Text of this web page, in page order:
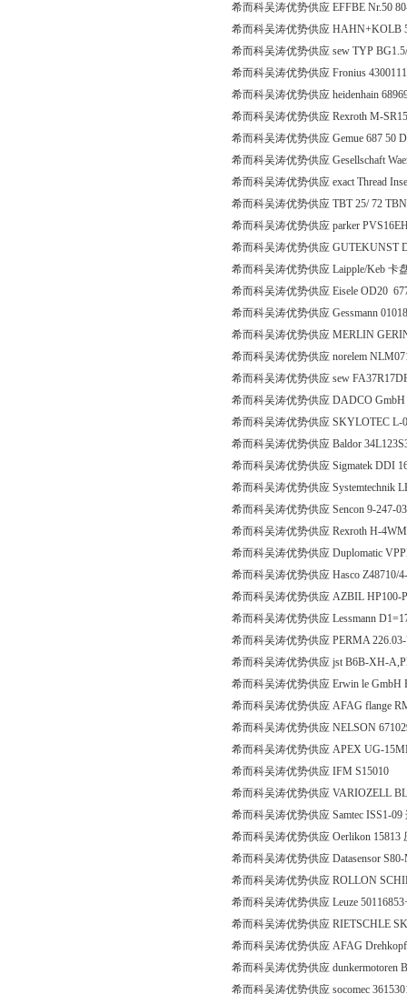
希而科吴涛优势供应 EFFBE Nr.50
希而科吴涛优势供应 HAHN+KOLB
希而科吴涛优势供应 sew TYP
希而科吴涛优势供应 Fronius
希而科吴涛优势供应 heidenhain
希而科吴涛优势供应 Rexroth M-
希而科吴涛优势供应 Gemue 687 50
希而科吴涛优势供应 Gesellschaft
希而科吴涛优势供应 exact Thread
希而科吴涛优势供应 TBT 25/ 72
希而科吴涛优势供应 parker
希而科吴涛优势供应 GUTEKUNST
希而科吴涛优势供应 Laipple/Keb 卡
希而科吴涛优势供应 Eisele OD20
希而科吴涛优势供应 Gessmann
希而科吴涛优势供应 MERLIN
希而科吴涛优势供应 norelem
希而科吴涛优势供应 sew
希而科吴涛优势供应 DADCO GmbH
希而科吴涛优势供应 SKYLOTEC L-
希而科吴涛优势供应 Baldor
希而科吴涛优势供应 Sigmatek DDI
希而科吴涛优势供应 Systemtechnik
希而科吴涛优势供应 Sencon 9-247-
希而科吴涛优势供应 Rexroth H-
希而科吴涛优势供应 Duplomatic
希而科吴涛优势供应 Hasco Z48710/
希而科吴涛优势供应 AZBIL HP100-
希而科吴涛优势供应 Lessmann
希而科吴涛优势供应 PERMA
希而科吴涛优势供应 jst B6B-XH-
希而科吴涛优势供应 Erwin le GmbH
希而科吴涛优势供应 AFAG flange
希而科吴涛优势供应 NELSON
希而科吴涛优势供应 APEX UG-
希而科吴涛优势供应 IFM S15010
希而科吴涛优势供应 VARIOZELL
希而科吴涛优势供应 Samtec ISS1-09
希而科吴涛优势供应 Oerlikon 15813
希而科吴涛优势供应 Datasensor
希而科吴涛优势供应 ROLLON
希而科吴涛优势供应 Leuze
希而科吴涛优势供应 RIETSCHLE
希而科吴涛优势供应 AFAG
希而科吴涛优势供应 dunkermotoren
希而科吴涛优势供应 socomec